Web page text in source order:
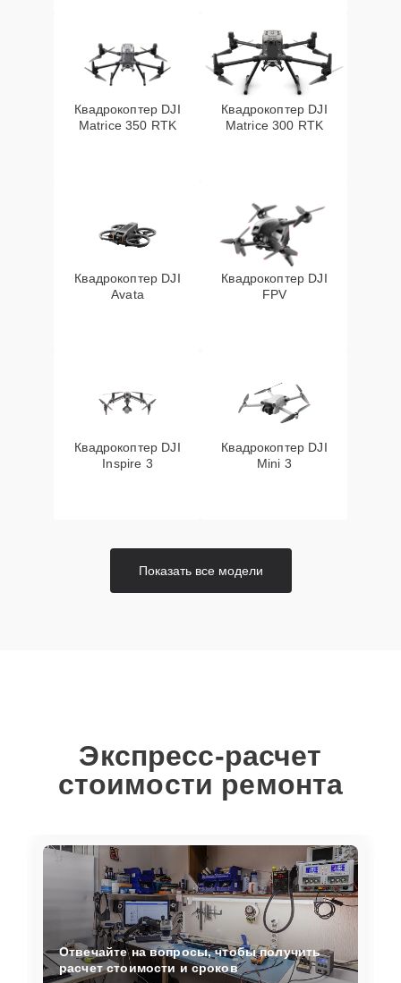
Квадрокоптер DJI
Matrice 350 RTK
Квадрокоптер DJI
Matrice 300 RTK
Квадрокоптер DJI
Avata
Квадрокоптер DJI
FPV
Квадрокоптер DJI
Inspire 3
Квадрокоптер DJI
Mini 3
Показать все модели
Экспресс-расчет
стоимости ремонта
Отвечайте на вопросы, чтобы получить
расчет стоимости и сроков